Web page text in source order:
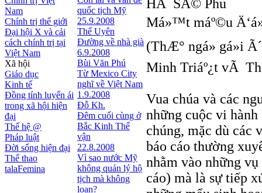
Nam
Chính trị thế giới
Đại hội X và cải
cách chính trị tại
Việt Nam
Xã hội
Giáo dục
Kinh tế
Đồng tính luyến ái
trong xã hội hiện
đại
Thế hệ @
Pháp luật
Đời sống hiện đại
Thể thao
talaFemina
quốc tịch Mỹ
25.9.2008
Thế Uyên
Đường về nhà già
6.9.2008
Bùi Văn Phú
Từ Mexico City
nghĩ về Việt Nam
1.9.2008
Đỗ Kh.
Đêm cuối cùng ở
Bắc Kinh Thế
vận
22.8.2008
Vì sao nước Mỹ
không quản lý hộ
tịch mà không
loạn?
HÃ SÄ© Phu
Má»™t máº©u
(ThÆ° ngá» gá»­i
Minh Triáº¿t vÃ
Vua chúa và các
những cuộc vi
chúng, mặc dù các
báo cáo thường
nhằm vào những
cáo) mà là sự tiếp